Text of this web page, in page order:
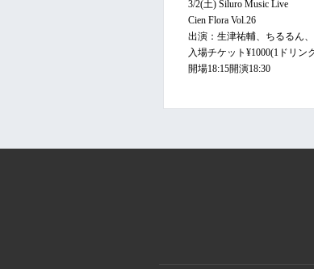
3/2(土) Siluro Music Live
Cien Flora Vol.26
出演：生津祐輔、ちるるん
入場チケット¥1000(1ドリン
開場18:15開演18:30